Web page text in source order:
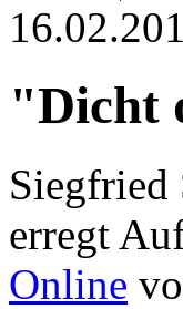
"Dicht
erregt
Online